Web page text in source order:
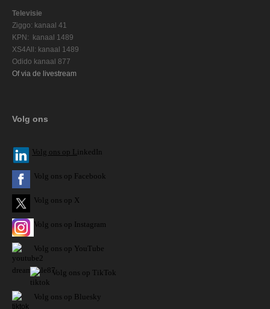
Televisie
Ziggo: kanaal 41
KPN: kanaal 1489
XS4All: kanaal 1489
Odido kanaal 877
Of via de livestream
Volg ons
Volg ons op L inkedIn
Volg ons op Facebook
Volg ons op X
Volg ons op Instagram
Volg ons op YouTube
Volg ons op TikTok
Volg ons op Bluesky